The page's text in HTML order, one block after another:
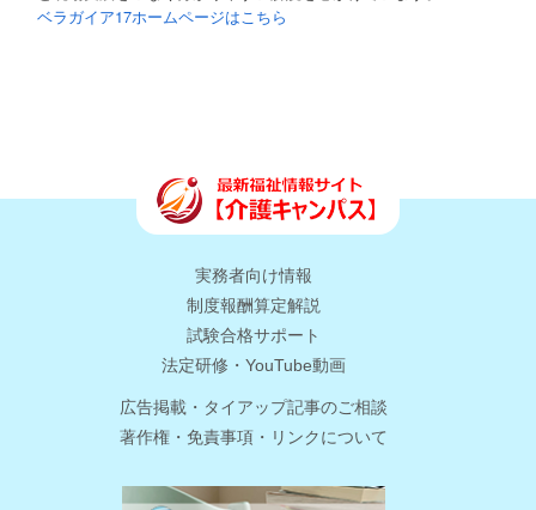
ベラガイア17ホームページはこちら
実務者向け情報
制度報酬算定解説
試験合格サポート
法定研修・YouTube動画
広告掲載・タイアップ記事のご相談
著作権・免責事項・リンクについて